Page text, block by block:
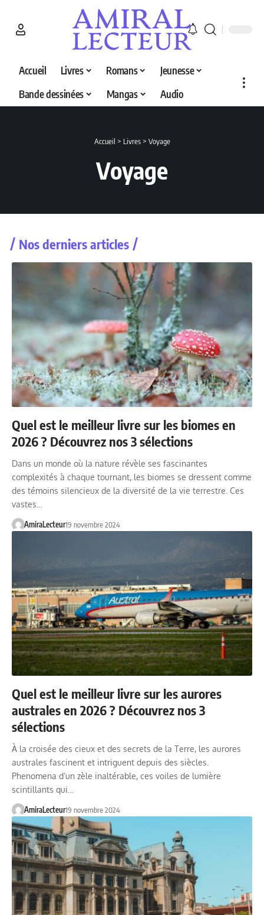
Accueil Livres Romans
Jeunesse
Bande dessinées
Mangas Audio
Accueil > Livres> Voyage
Voyage
Nos derniers articles
Quel est le meilleur livre sur les biomes en
2026 ? Découvrez nos 3 sélections
Dans un monde où la nature révèle ses fascinantes
complexités à chaque tournant, les biomes se dressent comme
des témoins silencieux de la diversité de la vie terrestre. Ces
vastes…
AmiraLecteur19 novembre 2024
Quel est le meilleur livre sur les aurores
australes en 2026 ? Découvrez nos 3
sélections
À la croisée des cieux et des secrets de la Terre, les aurores
australes fascinent et intriguent depuis des siècles.
Phenomena d’un zèle inaltérable, ces voiles de lumière
scintillants qui…
AmiraLecteur19 novembre 2024